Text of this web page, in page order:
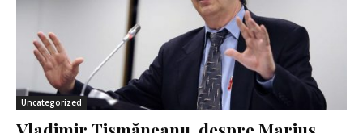
Uncategorized